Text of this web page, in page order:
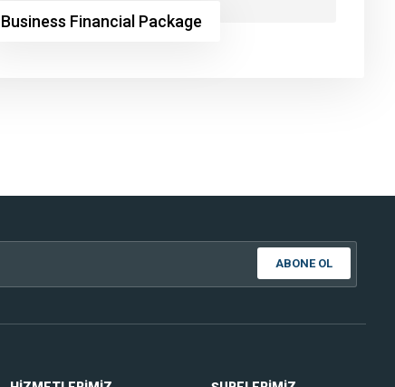
Business Financial Package
ABONE OL